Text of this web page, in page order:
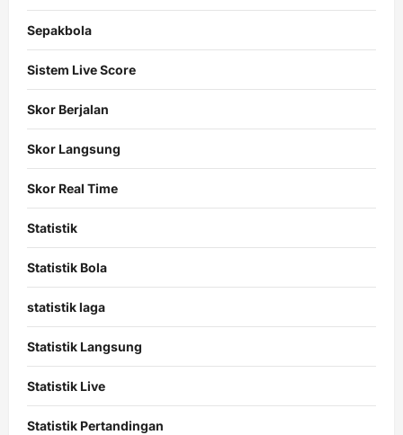
Sepakbola
Sistem Live Score
Skor Berjalan
Skor Langsung
Skor Real Time
Statistik
Statistik Bola
statistik laga
Statistik Langsung
Statistik Live
Statistik Pertandingan